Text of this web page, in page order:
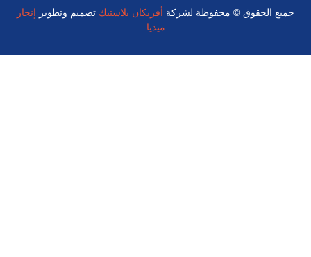
جميع الحقوق © محفوظة لشركة أفريكان بلاستيك تصميم وتطوير إنجاز
ميديا